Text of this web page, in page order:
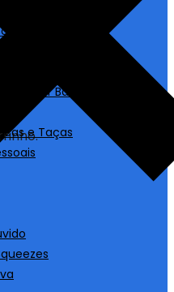
Power Bank
e Taças